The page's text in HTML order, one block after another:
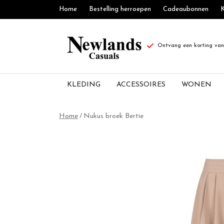
Home Bestelling herroepen Cadeaubonnen
Ontvang een korting
KLEDING ACCESSOIRES WONEN
NukusHome Nukus broek Bertie